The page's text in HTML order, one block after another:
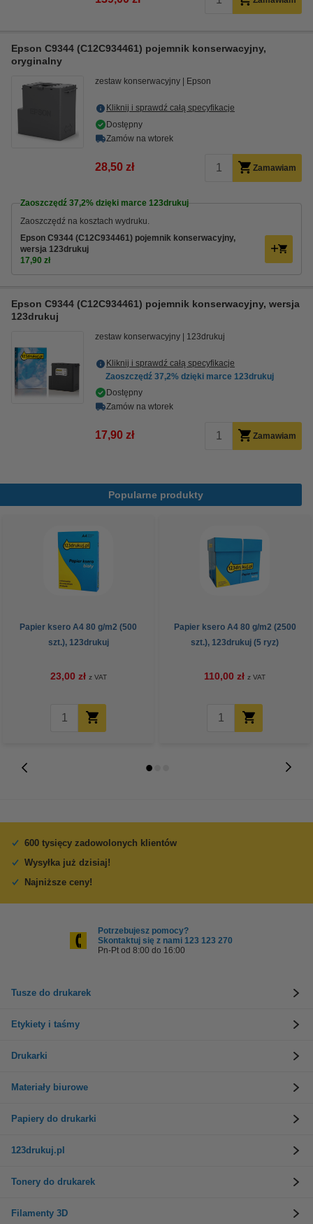
Epson C9344 (C12C934461) pojemnik konserwacyjny,
oryginalny
zestaw konserwacyjny Epson
Kliknij i sprawdź całą specyfikacje
Dostępny
Zamów na wtorek
28,50 zł Zamawiam
Zaoszczędź 37,2% dzięki marce 123drukuj
Zaoszczędź na kosztach wydruku.
Epson C9344 (C12C934461) pojemnik konserwacyjny,
wersja 123drukuj
17,90 zł
Epson C9344 (C12C934461) pojemnik konserwacyjny, wersja
123drukuj
zestaw konserwacyjny 123drukuj
Kliknij i sprawdź całą specyfikacje
Zaoszczędź 37,2% dzięki marce 123drukuj
Dostępny
Zamów na wtorek
17,90 zł Zamawiam
Popularne produkty
Papier ksero A4 80 g/m2 (500
szt.), 123drukuj
23,00 zł z VAT
Papier ksero A4 80 g/m2 (2500
szt.), 123drukuj (5 ryz)
110,00 zł z VAT
600 tysięcy zadowolonych klientów
Wysyłka już dzisiaj!
Najniższe ceny!
Potrzebujesz pomocy?
Skontaktuj się z nami 123 123 270
Pn-Pt od 8:00 do 16:00
Tusze do drukarek
Etykiety i taśmy
Drukarki
Materiały biurowe
Papiery do drukarki
123drukuj.pl
Tonery do drukarek
Filamenty 3D